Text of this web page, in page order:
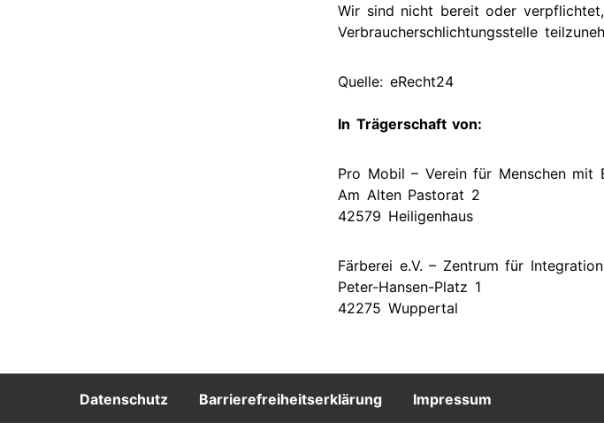
Wir sind nicht bereit oder
Verbraucherschlichtungsstelle
Quelle: eRecht24
In Trägerschaft von:
Pro Mobil – Verein für Menschen mit
Am Alten Pastorat 2
42579 Heiligenhaus
Färberei e.V. – Zentrum für
Peter-Hansen-Platz 1
42275 Wuppertal
Footer
Datenschutz Barrierefreiheitserklärung Impressum